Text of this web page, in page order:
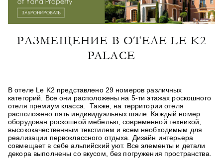
РАЗМЕЩЕНИЕ В ОТЕЛЕ LE K2
PALACE
В отеле Le K2 представлено 29 номеров различных
категорий. Все они расположены на 5-ти этажах роскошного
отеля премиум класса. Также, на территории отеля
расположено пять индивидуальных шале. Каждый номер
оборудован роскошной мебелью, современной техникой,
высококачественным текстилем и всем необходимым для
реализации первоклассного отдыха. Дизайн интерьера
совмещает в себе альпийский уют. Все элементы и детали
декора выполнены со вкусом, без погружения пространства.